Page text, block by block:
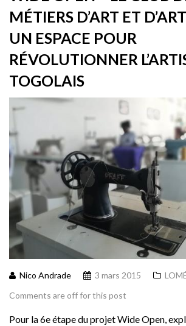
MÉTIERS D’ART ET
UN ESPACE POUR
RÉVOLUTIONNER
TOGOLAIS
Nico Andrade 3 mars 2015
Comments are off for this post
Pour la 6e étape du projet Wide Open,